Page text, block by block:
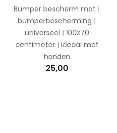
Bumper bescherm mat |
bumperbescherming |
universeel | 100x70
centimeter | ideaal met
honden
25,00